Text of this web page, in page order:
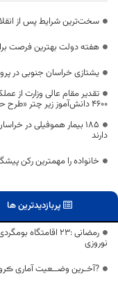
سخت‌ترین شرایط پس از
هفته دولت بهترین فرصت
یشتازی خراسان جنوبی در
تقدیر مقام عالی وزارت از
۴۶۰۰ دانش‌آموز زیر چتر «طرح حامی»
۱۸۵ بیمار هموفیلی در
دارند
خانواده را مهمترین رکن
پربازدیدترین ها
رمضانی :۲۳
نوروزی
?آخـرین وضــعیت آماری